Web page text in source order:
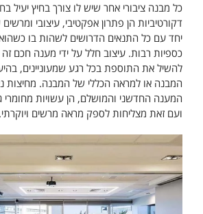
כל מבנה ציבורי אחר שיש לו צורך בחיץ יעיל
דקורטיביות הן פתרון אפקטיבי, עיצובי
יחד עם כל התנאים הדרושים לשהות בו
כספיות רבות. עיצוב חלל על ידי מענה חכם זה
להשיל את התוספת בכל רגע שמעוניינים,
המבנה או למראה הכללי של המבנה. מחיצות
המענה החדשני והמושלם, הן עשויות מחומרי
ועם זאת מצליחות לספק מראה מרשים ויוקרתי.